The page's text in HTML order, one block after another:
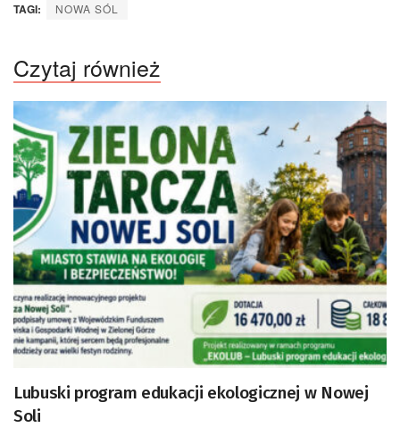
TAGI: NOWA SÓL
Czytaj również
Lubuski program edukacji ekologicznej w Nowej
Soli